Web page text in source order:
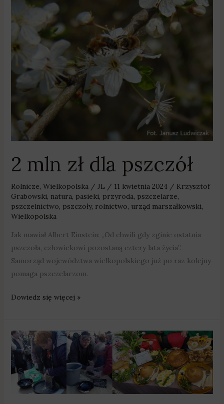
2 mln zł dla pszczół
Rolnicze Wielkopolska / JL / 11 kwietnia 2024 / Krzysztof
Grabowski natura pasieki przyroda pszczelarze
pszczelnictwo pszczoły, rolnictwo urząd marszałkowski
Wielkopolska
Jak mawiał Albert Einstein: „Od chwili gdy zginie ostatnia
pszczoła, człowiekowi pozostaną cztery lata życia”.
Samorząd województwa wielkopolskiego już po raz kolejny
pomaga pszczelarzom.
zł
dla
pszczół
Dowiedz się więcej »
Starły
ponad
pół
kilograma
chrzanu